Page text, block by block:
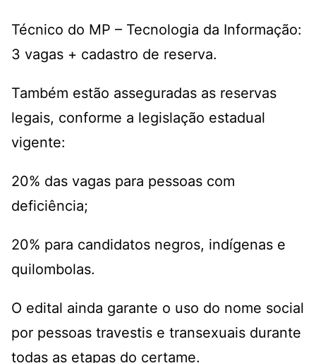
Técnico do MP – Tecnologia da Informação:
3 vagas + cadastro de reserva.
Também estão asseguradas as reservas
legais, conforme a legislação estadual
vigente:
20% das vagas para pessoas com
deficiência;
20% para candidatos negros, indígenas e
quilombolas.
O edital ainda garante o uso do nome social
por pessoas travestis e transexuais durante
todas as etapas do certame.